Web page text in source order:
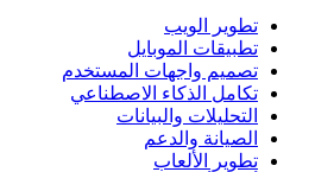
تطوير الويب
تطبيقات الموبايل
تصميم واجهات المستخدم
تكامل الذكاء الاصطناعي
التحليلات والبيانات
الصيانة والدعم
تطوير الألعاب